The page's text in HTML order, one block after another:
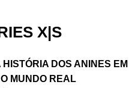
X|S
DOS ANINES EM
MUNDO REAL